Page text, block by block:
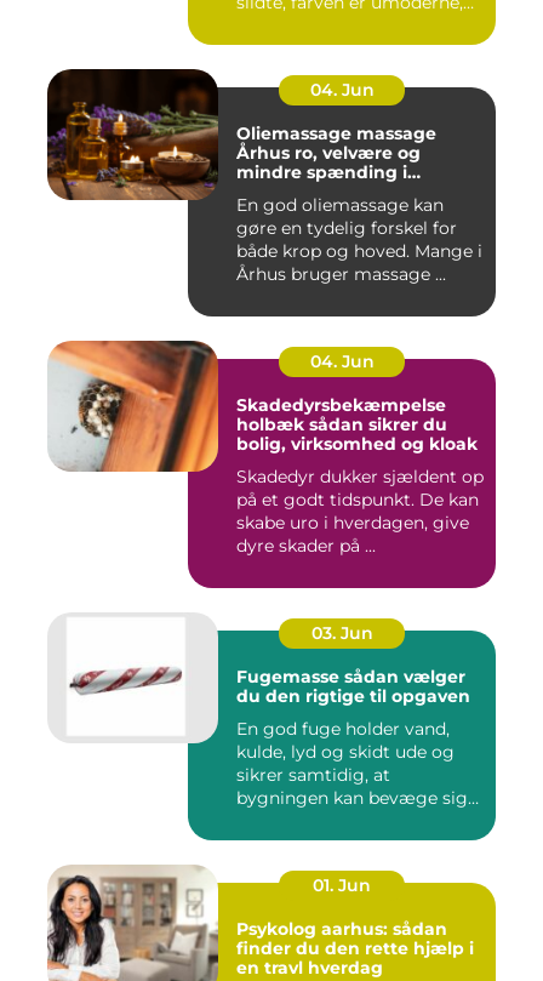
04. Jun
Oliemassage massage
Århus ro, velvære og
mindre spænding i
En god oliemassage kan
gøre en tydelig forskel for
både krop og hoved. Mange i
Århus bruger massage ...
04. Jun
Skadedyrsbekæmpelse
holbæk sådan sikrer du
bolig, virksomhed og kloak
Skadedyr dukker sjældent op
på et godt tidspunkt. De kan
skabe uro i hverdagen, give
dyre skader på ...
03. Jun
Fugemasse sådan vælger
du den rigtige til opgaven
En god fuge holder vand,
kulde, lyd og skidt ude og
sikrer samtidig, at
bygningen kan bevæge sig
01. Jun
Psykolog aarhus: sådan
finder du den rette hjælp i
en travl hverdag